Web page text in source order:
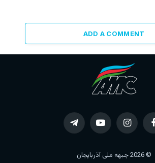
ADD A COMMENT
Facebook
Instagram
YouTube
Telegram
© 2026 جبهه ملی آذربایجان